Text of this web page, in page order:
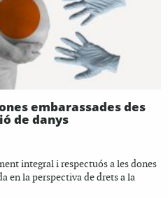
embarassades des
de danys
integral i respectuós a les dones
en la perspectiva de drets a la